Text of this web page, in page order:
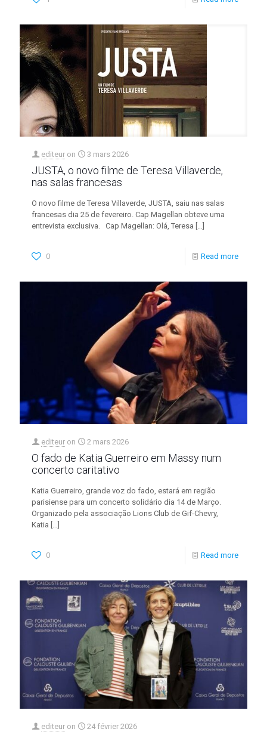
editeur on 3 mars 2026
JUSTA, o novo filme de Teresa Villaverde,
nas salas francesas
O novo filme de Teresa Villaverde, JUSTA, saiu nas salas
francesas dia 25 de fevereiro. Cap Magellan obteve uma
entrevista exclusiva. Cap Magellan: Olá, Teresa […]
0 Read more
editeur on 2 mars 2026
O fado de Katia Guerreiro em Massy num
concerto caritativo
Katia Guerreiro, grande voz do fado, estará em região
parisiense para um concerto solidário dia 14 de Março.
Organizado pela associação Lions Club de Gif-Chevry,
Katia […]
0 Read more
editeur on 24 février 2026